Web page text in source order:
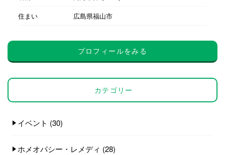
住まい
広島県福山市
プロフィールをみる
カテゴリー
イベント (30)
ホメオパシー・レメディ (28)